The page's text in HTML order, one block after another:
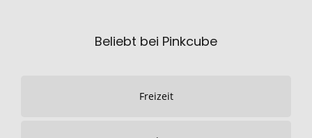
Beliebt bei Pinkcube
Freizeit